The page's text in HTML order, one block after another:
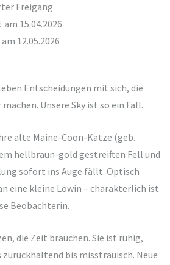
Freigang
15.04.2026
12.05.2026
Entscheidungen mit sich, die
Unsere Sky ist so ein Fall.
alte Maine-Coon-Katze (geb.
hellbraun-gold gestreiften Fell und
sofort ins Auge fällt. Optisch
eine kleine Löwin – charakterlich ist
Beobachterin.
die Zeit brauchen. Sie ist ruhig,
bis misstrauisch. Neue